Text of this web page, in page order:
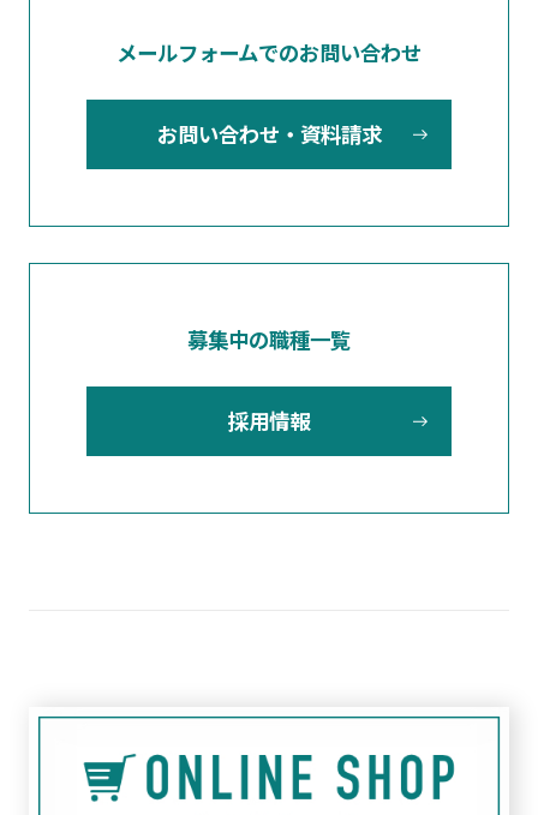
メールフォームでのお問い合わせ
お問い合わせ・資料請求
募集中の職種一覧
採用情報